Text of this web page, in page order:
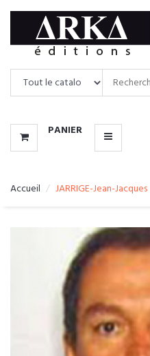
PANIER
CATALOGUE
MENU
Accueil JARRIGE-Jean-Jacques